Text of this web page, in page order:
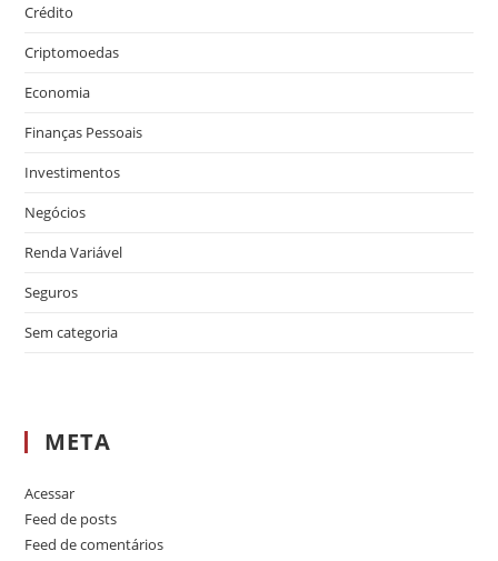
Crédito
Criptomoedas
Economia
Finanças Pessoais
Investimentos
Negócios
Renda Variável
Seguros
Sem categoria
META
Acessar
Feed de posts
Feed de comentários